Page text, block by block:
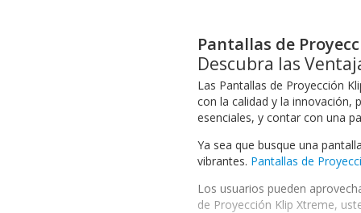
Pantallas de
Descubra las
Las Pantallas de Proyección
con la calidad y la innovación,
esenciales, y contar con una
Ya sea que busque una
vibrantes. Pantallas de
Los usuarios pueden
de Proyección Klip Xtreme,